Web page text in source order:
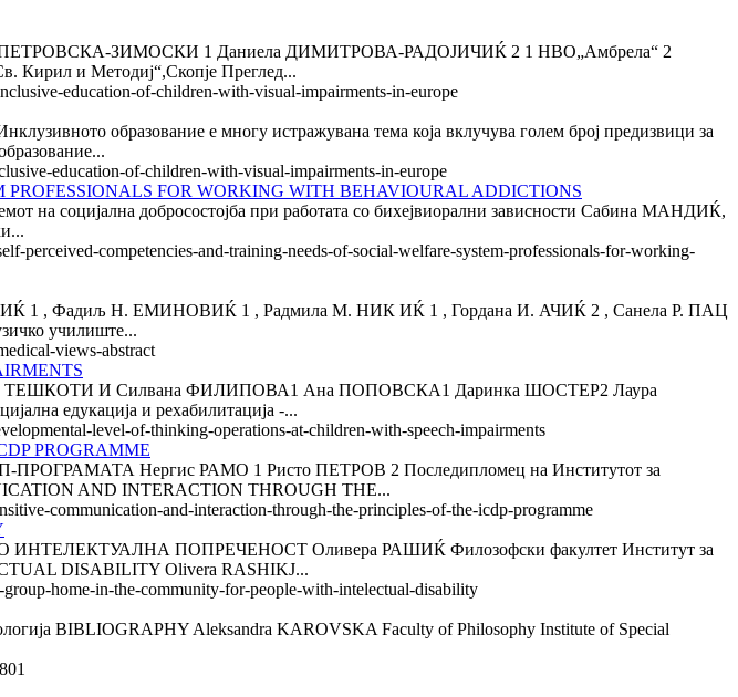
ЗИМОСКИ 1 Даниела ДИМИТРОВА-РАДОЈИЧИЌ 2 1 НВО„Амбрела“ 2
Кирил и Методиј“,Скопје Преглед...
education-of-children-with-visual-impairments-in-europe
е многу истражувана тема која вклучува голем број предизвици за
education-of-children-with-visual-impairments-in-europe
FOR WORKING WITH BEHAVIOURAL ADDICTIONS
на социјална добросостојба при работата со бихејвиорални зависности Сабина МАНДИЌ,
perceived-competencies-and-training-needs-of-social-welfare-system-professionals-for-working-
Н. ЕМИНОВИЌ 1 , Радмила М. НИК ИЌ 1 , Гордана И. АЧИЌ 2 , Санела Р. ПАЦ
училиште...
views-abstract
И Силвана ФИЛИПОВА1 Ана ПОПОВСКА1 Даринка ШОСТЕР2 Лаура
едукација и рехабилитација -...
level-of-thinking-operations-at-children-with-speech-impairments
PROGRAMME
Нергис РАМО 1 Ристо ПЕТРОВ 2 Последипломец на Институтот за
AND INTERACTION THROUGH THE...
communication-and-interaction-through-the-principles-of-the-icdp-programme
ПОПРЕЧЕНОСТ Оливера РАШИЌ Филозофски факултет Институт за
DISABILITY Olivera RASHIKJ...
home-in-the-community-for-people-with-intelectual-disability
BIBLIOGRAPHY Aleksandra KAROVSKA Faculty of Philosophy Institute of Special